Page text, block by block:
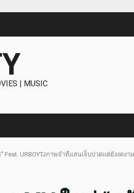
| MUSIC
Feat. URBOYTJภาพจำที่แสนเจ็บปวดแต่ยังงด